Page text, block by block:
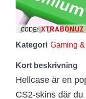
Kategori Gaming
Kort beskrivning
Hellcase är en
CS2-skins där